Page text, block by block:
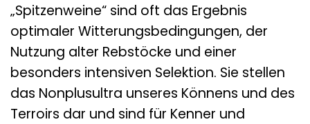
„Spitzenweine“ sind oft das Ergebnis
optimaler Witterungsbedingungen, der
Nutzung alter Rebstöcke und einer
besonders intensiven Selektion. Sie stellen
das Nonplusultra unseres Könnens und des
Terroirs dar und sind für Kenner und